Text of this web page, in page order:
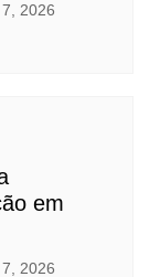
2026
em
2026